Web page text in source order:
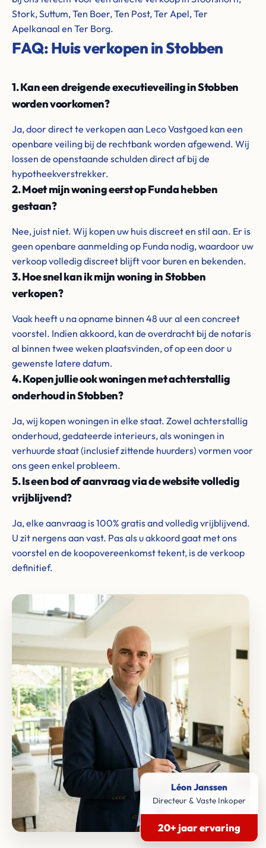
Stork, Suttum, Ten Boer, Ten Post, Ter Apel, Ter
Apelkanaal en Ter Borg.
FAQ: Huis verkopen in Stobben
1. Kan een dreigende executieveiling in Stobben
worden voorkomen?
Ja, door direct te verkopen aan Leco Vastgoed kan een
openbare veiling bij de rechtbank worden afgewend. Wij
lossen de openstaande schulden direct af bij de
hypotheekverstrekker.
2. Moet mijn woning eerst op Funda hebben
gestaan?
Nee, juist niet. Wij kopen uw huis discreet en stil aan. Er is
geen openbare aanmelding op Funda nodig, waardoor uw
verkoop volledig discreet blijft voor buren en bekenden.
3. Hoe snel kan ik mijn woning in Stobben
verkopen?
Vaak heeft u na opname binnen 48 uur al een concreet
voorstel. Indien akkoord, kan de overdracht bij de notaris
al binnen twee weken plaatsvinden, of op een door u
gewenste latere datum.
4. Kopen jullie ook woningen met achterstallig
onderhoud in Stobben?
Ja, wij kopen woningen in elke staat. Zowel achterstallig
onderhoud, gedateerde interieurs, als woningen in
verhuurde staat (inclusief zittende huurders) vormen voor
ons geen enkel probleem.
5. Is een bod of aanvraag via de website volledig
vrijblijvend?
Ja, elke aanvraag is 100% gratis and volledig vrijblijvend.
U zit nergens aan vast. Pas als u akkoord gaat met ons
voorstel en de koopovereenkomst tekent, is de verkoop
definitief.
Léon Janssen
Directeur & Vaste Inkoper
20+ jaar ervaring